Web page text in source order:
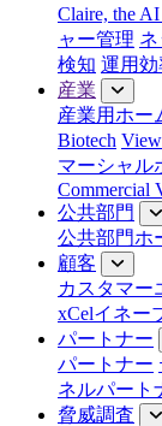
Claire, the
ャー管理
検知 運用
産業
産業用ホー
Biotech
マーシャル
Commercial
公共部門
公共部門ホ
顧客
カスタマー
xCelイネー
パートナー
パートナー
ネルパート
脅威調査